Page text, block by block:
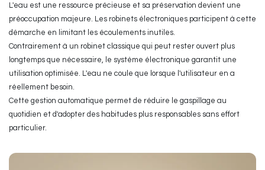
L'eau est une ressource précieuse et sa préservation devient une
préoccupation majeure. Les robinets électroniques participent à cette
démarche en limitant les écoulements inutiles.
Contrairement à un robinet classique qui peut rester ouvert plus
longtemps que nécessaire, le système électronique garantit une
utilisation optimisée. L'eau ne coule que lorsque l'utilisateur en a
réellement besoin.
Cette gestion automatique permet de réduire le gaspillage au
quotidien et d'adopter des habitudes plus responsables sans effort
particulier.